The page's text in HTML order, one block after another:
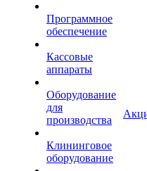
Программное
обеспечение
Кассовые
аппараты
Оборудование
для
производства
Клининговое
оборудование